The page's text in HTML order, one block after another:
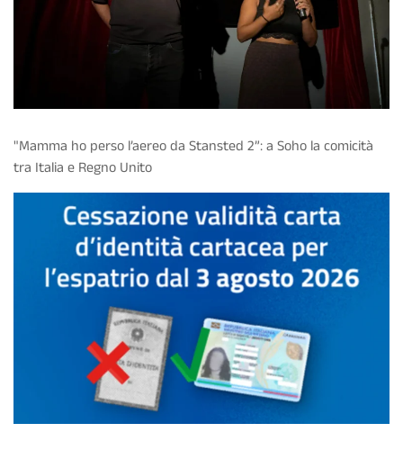
"Mamma ho perso l’aereo da Stansted 2”: a Soho la comicità
tra Italia e Regno Unito